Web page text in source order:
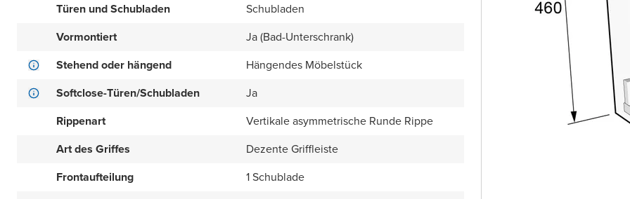
Türen und Schubladen
Schubladen
Vormontiert
Ja (Bad-Unterschrank)
Stehend oder hängend
Hängendes Möbelstück
Softclose-Türen/Schubladen
Ja
Rippenart
Vertikale asymmetrische Runde Rippe
Art des Griffes
Dezente Griffleiste
Frontaufteilung
1 Schublade